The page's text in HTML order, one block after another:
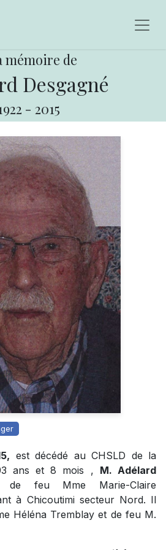
mémoire de
Desgagné
- 2015
est décédé au CHSLD de la
ans et 8 mois , M. Adélard
feu Mme Marie-Claire
à Chicoutimi secteur Nord. Il
Héléna Tremblay et de feu M.